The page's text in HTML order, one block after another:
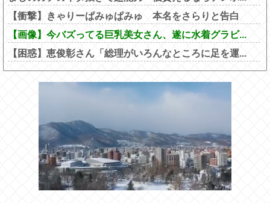
【衝撃】きゃりーぱみゅぱみゅ 本名をさらりと告白
【画像】今バズってる巨乳美女さん、遂に水着グラビ...
【困惑】恵俊彰さん「総理がいろんなところに足を運...